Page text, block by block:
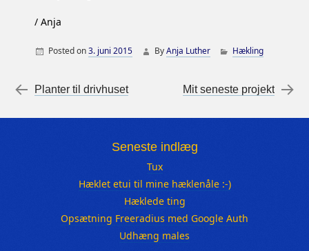
/ Anja
Posted on3. juni 2015 ByAnja Luther Hækling
Post navigation
←
Planter til drivhuset Mit seneste projekt →
Seneste indlæg
Tux
Hæklet etui til mine hæklenåle :-)
Hæklede ting
Opsætning Freeradius med Google Auth
Udhæng males